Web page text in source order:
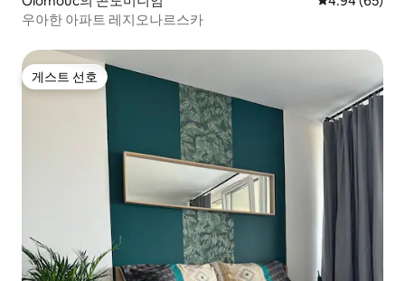
우아한 아파트 레지오나르스카
게스트 선호
게스트 선호